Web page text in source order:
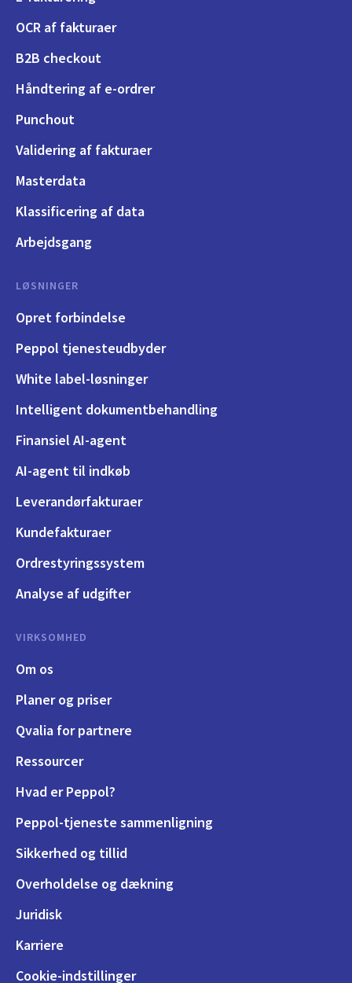
OCR af fakturaer
B2B checkout
Håndtering af e-ordrer
Punchout
Validering af fakturaer
Masterdata
Klassificering af data
Arbejdsgang
LØSNINGER
Opret forbindelse
Peppol tjenesteudbyder
White label-løsninger
Intelligent dokumentbehandling
Finansiel AI-agent
AI-agent til indkøb
Leverandørfakturaer
Kundefakturaer
Ordrestyringssystem
Analyse af udgifter
VIRKSOMHED
Om os
Planer og priser
Qvalia for partnere
Ressourcer
Hvad er Peppol?
Peppol-tjeneste sammenligning
Sikkerhed og tillid
Overholdelse og dækning
Juridisk
Karriere
Cookie-indstillinger